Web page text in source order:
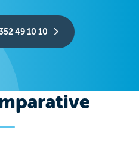
49 10 10